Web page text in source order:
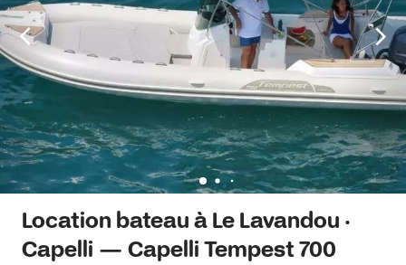
Location bateau à Le Lavandou ·
Capelli — Capelli Tempest 700